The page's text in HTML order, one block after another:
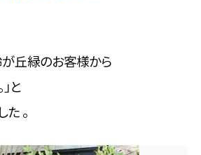
ビス内容と料金事例
丘緑のお客様から
と
。